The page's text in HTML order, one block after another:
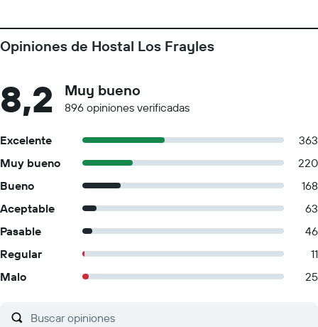
Opiniones de Hostal Los Frayles
8,2 Muy bueno
896 opiniones verificadas
Excelente
363
Muy bueno
220
Bueno
168
Aceptable
63
Pasable
46
Regular
11
Malo
25